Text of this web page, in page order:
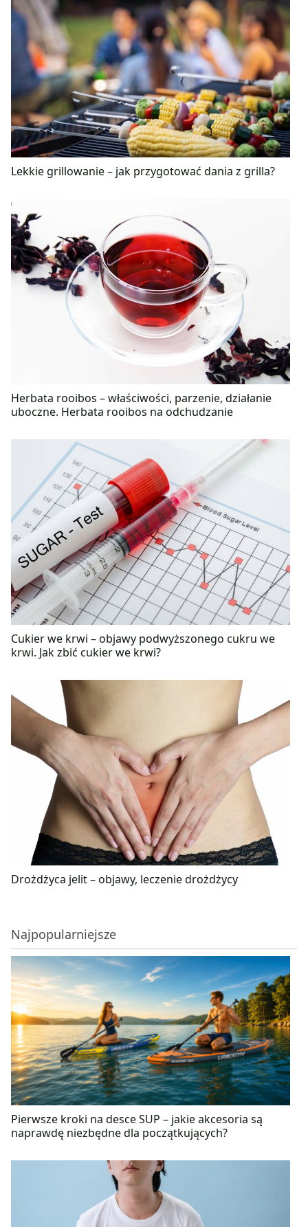
Lekkie grillowanie – jak przygotować dania z grilla?
Herbata rooibos – właściwości, parzenie, działanie
uboczne. Herbata rooibos na odchudzanie
Cukier we krwi – objawy podwyższonego cukru we
krwi. Jak zbić cukier we krwi?
Drożdżyca jelit – objawy, leczenie drożdżycy
Najpopularniejsze
Pierwsze kroki na desce SUP – jakie akcesoria są
naprawdę niezbędne dla początkujących?